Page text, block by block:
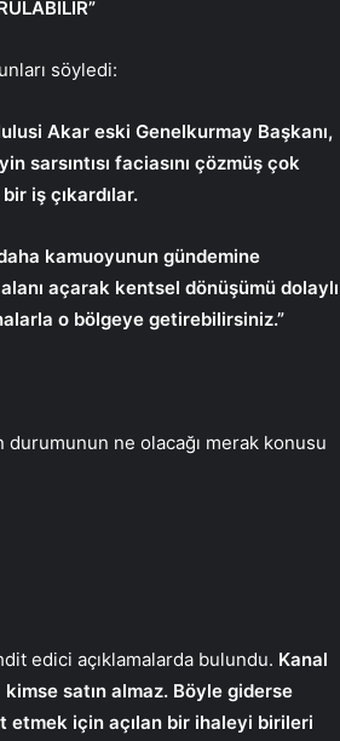
söyledi:
Akar eski Genelkurmay Başkanı,
sarsıntısı faciasını çözmüş çok
iş çıkardılar.
kamuoyunun gündemine
açarak kentsel dönüşümü dolaylı
o bölgeye getirebilirsiniz.”
durumunun ne olacağı merak konusu
edici açıklamalarda bulundu. Kanal
satın almaz. Böyle giderse
etmek için açılan bir ihaleyi birileri